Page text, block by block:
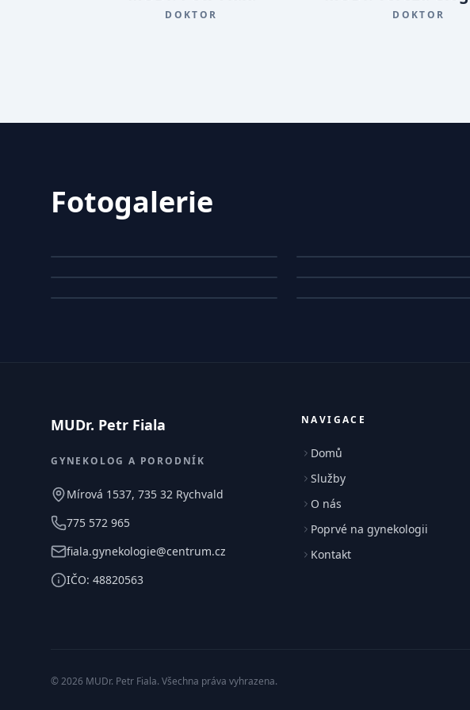
DOKTOR DOKTOR
Fotogalerie
MUDr. Petr Fiala
GYNEKOLOG A PORODNÍK
Mírová 1537, 735 32 Rychvald
775 572 965
fiala.gynekologie@centrum.cz
IČO: 48820563
NAVIGACE
Domů
Služby
O nás
Poprvé na gynekologii
Kontakt
© 2026 MUDr. Petr Fiala. Všechna práva vyhrazena.